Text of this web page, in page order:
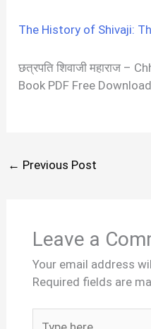
The History of Shivaji:
छत्रपति शिवाजी महाराज –
Book PDF Free Download
← Previous Post
Leave a
Your email address
Required fields are